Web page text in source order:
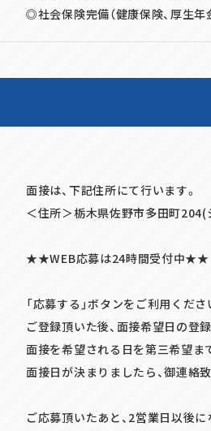
◎社会保険完備（健康保険、厚生
面接は、下記住所にて行います。
＜住所＞栃木県佐野市多田町
★★WEB応募は24時間受付中★★
「応募する」ボタンをご利用くださ
ご登録頂いた後、面接希望日の登
面接を希望される日を第三希望ま
面接日が決まりましたら、御連絡致
ご応募頂いたあと、2営業日以後